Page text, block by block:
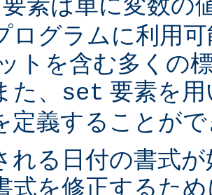
ログラムに利用
トを含む多くの
、 set 要素を
定義することが
れる日付の書式
式を修正するた